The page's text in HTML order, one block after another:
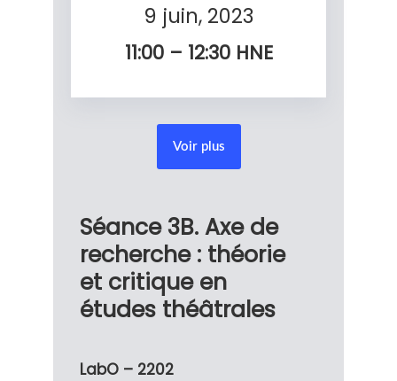
9 juin, 2023
11:00 – 12:30 HNE
Voir plus
Séance 3B. Axe de
recherche : théorie
et critique en
études théâtrales
LabO – 2202